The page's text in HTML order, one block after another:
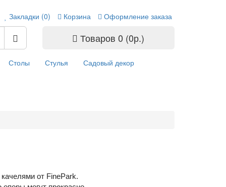
Закладки (0) Корзина Оформление заказа
Товаров 0 (0р.)
Столы Стулья Садовый декор
от FinePark.